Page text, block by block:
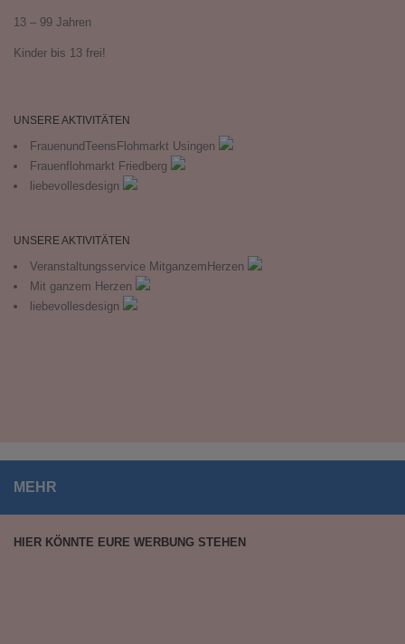
13 – 99 Jahren
Kinder bis 13 frei!
UNSERE AKTIVITÄTEN
FrauenundTeensFlohmarkt Usingen
Frauenflohmarkt Friedberg
liebevollesdesign
UNSERE AKTIVITÄTEN
Veranstaltungsservice MitganzemHerzen
Mit ganzem Herzen
liebevollesdesign
MEHR
HIER KÖNNTE EURE WERBUNG STEHEN